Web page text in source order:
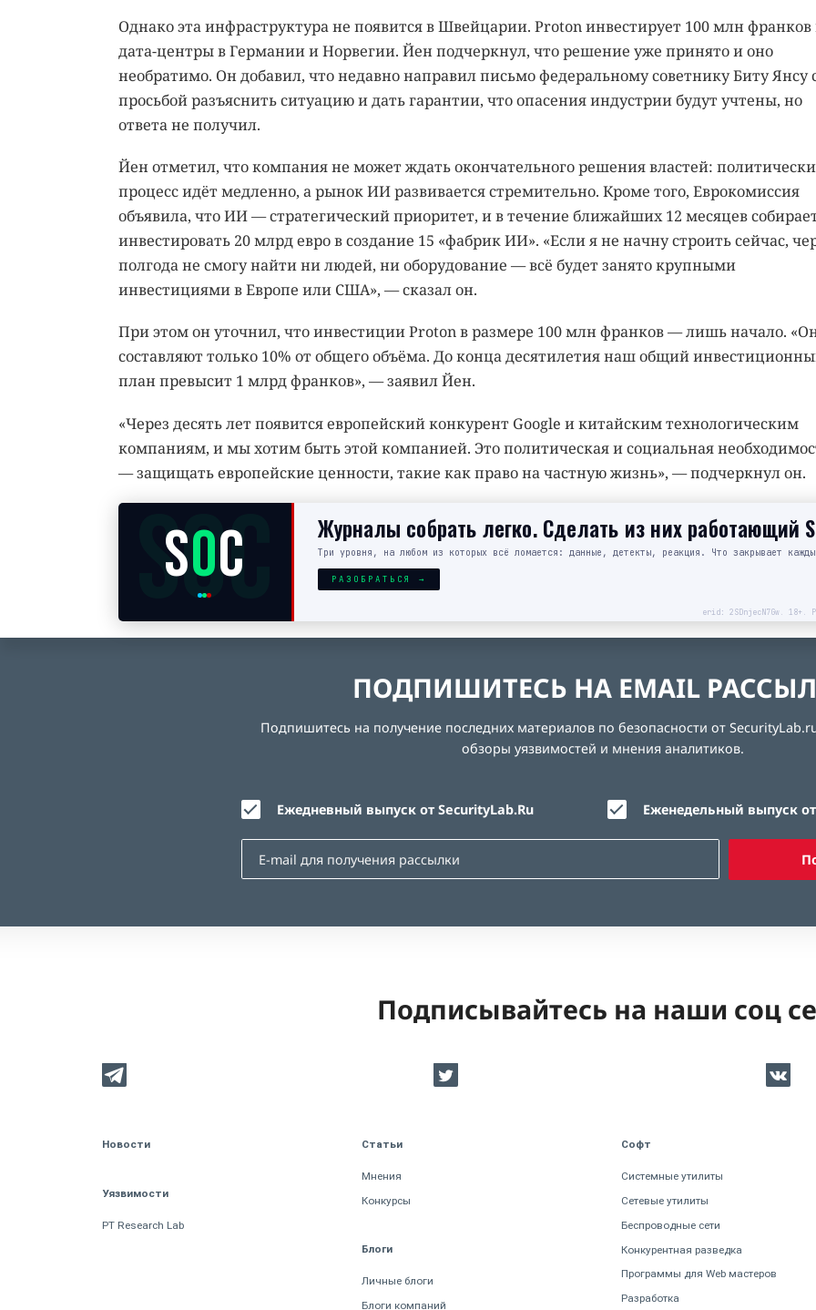
Однако эта инфраструктура не появится в Швейцарии. Proton инвестирует 100 млн франков
дата-центры в Германии и Норвегии. Йен подчеркнул, что решение уже принято и оно
необратимо. Он добавил, что недавно направил письмо федеральному советнику Биту Янсу
просьбой разъяснить ситуацию и дать гарантии, что опасения индустрии будут учтены, но
ответа не получил.
Йен отметил, что компания не может ждать окончательного решения властей:
процесс идёт медленно, а рынок ИИ развивается стремительно. Кроме того, Еврокомиссия
объявила, что ИИ — стратегический приоритет, и в течение ближайших 12 месяцев
инвестировать 20 млрд евро в создание 15 «фабрик ИИ». «Если я не начну строить сейчас,
полгода не смогу найти ни людей, ни оборудование — всё будет занято крупными
инвестициями в Европе или США», — сказал он.
При этом он уточнил, что инвестиции Proton в размере 100 млн франков — лишь начало.
составляют только 10% от общего объёма. До конца десятилетия наш общий
план превысит 1 млрд франков», — заявил Йен.
«Через десять лет появится европейский конкурент Google и китайским технологическим
компаниям, и мы хотим быть этой компанией. Это политическая и социальная
— защищать европейские ценности, такие как право на частную жизнь», — подчеркнул он.
SOC
SOC Журналы собрать легко. Сделать из них работающий
Три уровня, на любом из которых всё ломается: данные, детекты, реакция. Что закрывает
РАЗОБРАТЬСЯ →
erid: 2SDnjecN7Gw. 18+.
ПОДПИШИТЕСЬ НА EMAIL
Подпишитесь на получение последних материалов по безопасности от
обзоры уязвимостей и мнения аналитиков.
Ежедневный выпуск от SecurityLab.Ru Еженедельный выпуск
Подписывайтесь на наши соц
Новости
Уязвимости
PT Research Lab
Статьи
Мнения
Конкурсы
Блоги
Личные блоги
Блоги компаний
Софт
Системные утилиты
Сетевые утилиты
Беспроводные сети
Конкурентная разведка
Программы для Web мастеров
Разработка